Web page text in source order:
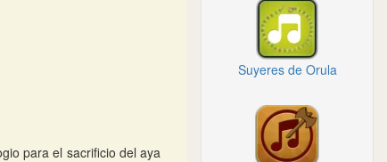
para el sacrificio del aya
Suyeres de Orula